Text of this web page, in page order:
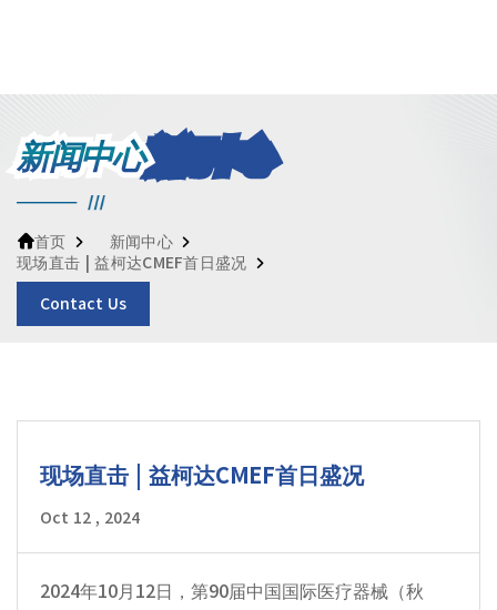
新闻中心
首页
新闻中心
现场直击 | 益柯达CMEF首日盛况
Contact Us
现场直击 | 益柯达CMEF首日盛况
Oct 12 , 2024
2024年10月12日，第90届中国国际医疗器械（秋